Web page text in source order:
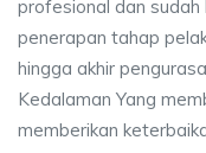
profesional dan
penerapan tahap
hingga akhir
Kedalaman Yang
memberikan